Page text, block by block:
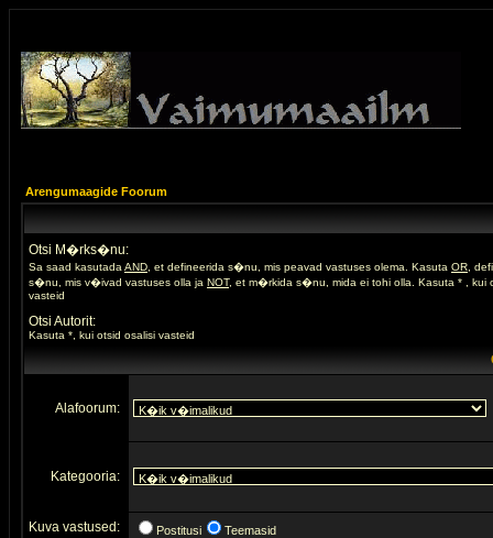
Arengumaagide Foorum
Otsi M�rks�nu:
Sa saad kasutada AND , et defineerida s�nu, mis peavad vastuses olema. Kasuta OR ,
s�nu, mis v�ivad vastuses olla ja NOT, et m�rkida s�nu, mida ei tohi olla. Kasuta * , kui
vasteid
Otsi Autorit:
Kasuta *, kui otsid osalisi vasteid
Alafoorum:
Kategooria:
Kuva vastused: Postitusi Teemasid